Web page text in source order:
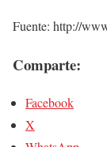
Fuente: http://
Comparte:
Facebook
X